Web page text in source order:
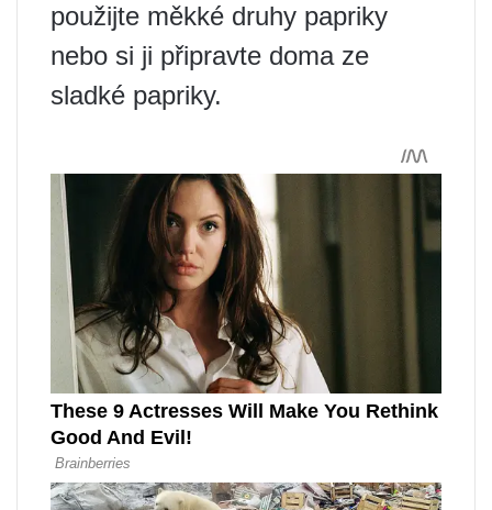
použijte měkké druhy papriky
nebo si ji připravte doma ze
sladké papriky.